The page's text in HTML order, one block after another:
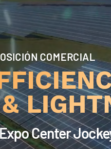
COMERCIAL
Center